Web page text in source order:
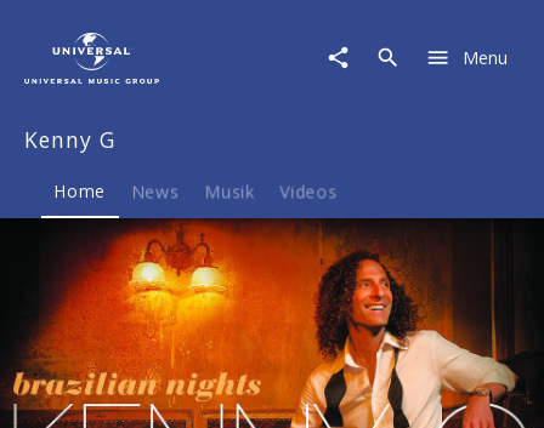
Musik
Merch
Menu
Kenny G
Home News Musik Videos